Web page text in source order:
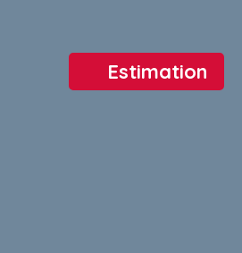
Estimation